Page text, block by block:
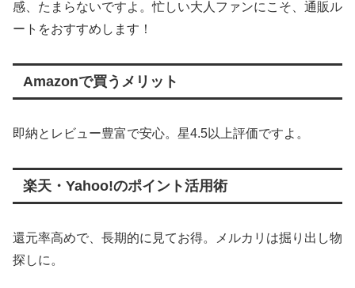
感、たまらないですよ。忙しい大人ファンにこそ、通販ル
ートをおすすめします！
Amazonで買うメリット
即納とレビュー豊富で安心。星4.5以上評価ですよ。
楽天・Yahoo!のポイント活用術
還元率高めで、長期的に見てお得。メルカリは掘り出し物
探しに。